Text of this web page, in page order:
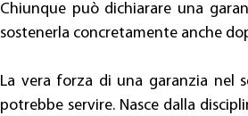
Chiunque può dichiarare una
sostenerla concretamente anche
La vera forza di una garanzia nel
potrebbe servire. Nasce dalla